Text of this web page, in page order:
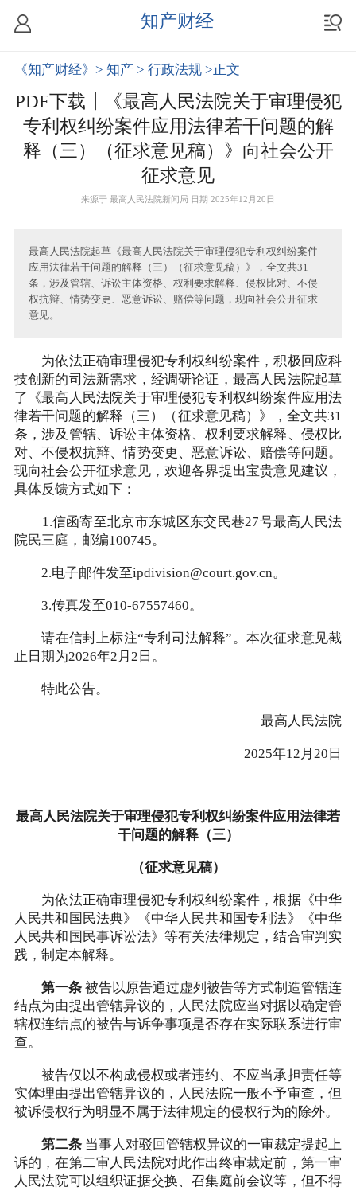
知产财经
《知产财经》 > 知产 > 行政法规 >正文
PDF下载┃《最高人民法院关于审理侵犯
专利权纠纷案件应用法律若干问题的解
释（三）（征求意见稿）》向社会公开
征求意见
来源于 最高人民法院新闻局 日期 2025年12月20日
最高人民法院起草《最高人民法院关于审理侵犯专利权纠纷案件
应用法律若干问题的解释（三）（征求意见稿）》，全文共31
条，涉及管辖、诉讼主体资格、权利要求解释、侵权比对、不侵
权抗辩、情势变更、恶意诉讼、赔偿等问题，现向社会公开征求
意见。
为依法正确审理侵犯专利权纠纷案件，积极回应科
技创新的司法新需求，经调研论证，最高人民法院起草
了《最高人民法院关于审理侵犯专利权纠纷案件应用法
律若干问题的解释（三）（征求意见稿）》，全文共31
条，涉及管辖、诉讼主体资格、权利要求解释、侵权比
对、不侵权抗辩、情势变更、恶意诉讼、赔偿等问题。
现向社会公开征求意见，欢迎各界提出宝贵意见建议，
具体反馈方式如下：
1.信函寄至北京市东城区东交民巷27号最高人民法
院民三庭，邮编100745。
2.电子邮件发至ipdivision@court.gov.cn。
3.传真发至010-67557460。
请在信封上标注“专利司法解释”。本次征求意见截
止日期为2026年2月2日。
特此公告。
最高人民法院
2025年12月20日
最高人民法院关于审理侵犯专利权纠纷案件应用法律若
干问题的解释（三）
（征求意见稿）
为依法正确审理侵犯专利权纠纷案件，根据《中华
人民共和国民法典》《中华人民共和国专利法》《中华
人民共和国民事诉讼法》等有关法律规定，结合审判实
践，制定本解释。
第一条被告以原告通过虚列被告等方式制造管辖连
结点为由提出管辖异议的，人民法院应当对据以确定管
辖权连结点的被告与诉争事项是否存在实际联系进行审
查。
被告仅以不构成侵权或者违约、不应当承担责任等
实体理由提出管辖异议的，人民法院一般不予审查，但
被诉侵权行为明显不属于法律规定的侵权行为的除外。
第二条当事人对驳回管辖权异议的一审裁定提起上
诉的，在第二审人民法院对此作出终审裁定前，第一审
人民法院可以组织证据交换、召集庭前会议等，但不得